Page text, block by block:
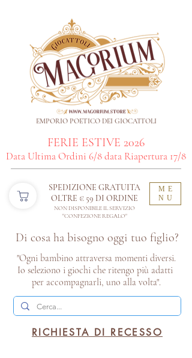
ME
NU
Di cosa ha bisogno oggi tuo figlio?
SPEDIZIONE GRATUITA
OLTRE € 59 DI ORDINE​
NON DISPONIBILE IL SERVIZIO
"CONFEZIONE REGALO"
"Ogni bambino attraversa momenti diversi.
Io seleziono i giochi che ritengo più adatti
per accompagnarli, uno alla volta".
EMPORIO POETICO DEI GIOCATTOLI
RICHIESTA DI RECESSO
FERIE ESTIVE 2026
Data Ultima Ordini 6/8 data Riapertura 17/8